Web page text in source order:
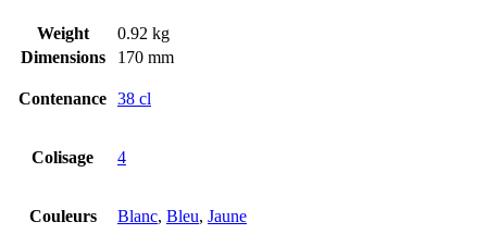
Weight
0.92 kg
Dimensions
170 mm
Contenance 38 cl
Colisage 4
Couleurs Blanc, Bleu, Jaune